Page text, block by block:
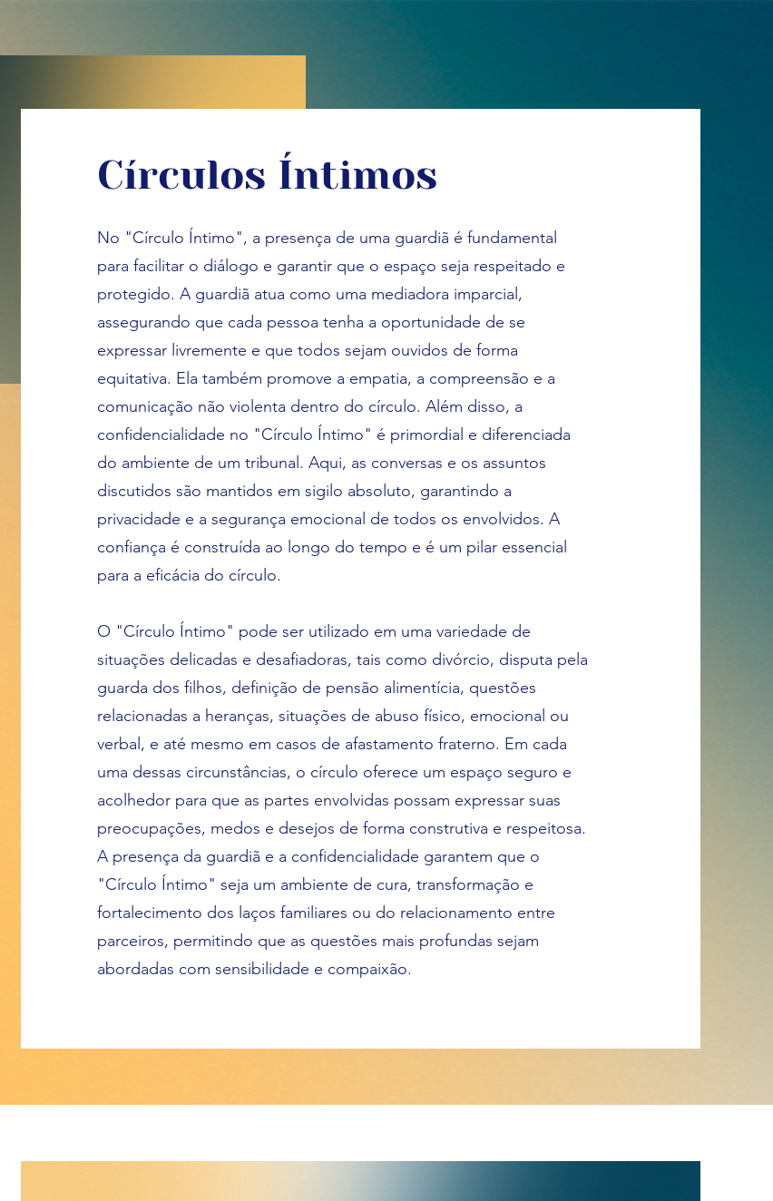
Círculos Íntimos
No "Círculo Íntimo", a presença de uma guardiã é fundamental
para facilitar o diálogo e garantir que o espaço seja respeitado e
protegido. A guardiã atua como uma mediadora imparcial,
assegurando que cada pessoa tenha a oportunidade de se
expressar livremente e que todos sejam ouvidos de forma
equitativa. Ela também promove a empatia, a compreensão e a
comunicação não violenta dentro do círculo. Além disso, a
confidencialidade no "Círculo Íntimo" é primordial e diferenciada
do ambiente de um tribunal. Aqui, as conversas e os assuntos
discutidos são mantidos em sigilo absoluto, garantindo a
privacidade e a segurança emocional de todos os envolvidos. A
confiança é construída ao longo do tempo e é um pilar essencial
para a eficácia do círculo.
O "Círculo Íntimo" pode ser utilizado em uma variedade de
situações delicadas e desafiadoras, tais como divórcio, disputa pela
guarda dos filhos, definição de pensão alimentícia, questões
relacionadas a heranças, situações de abuso físico, emocional ou
verbal, e até mesmo em casos de afastamento fraterno. Em cada
uma dessas circunstâncias, o círculo oferece um espaço seguro e
acolhedor para que as partes envolvidas possam expressar suas
preocupações, medos e desejos de forma construtiva e respeitosa.
A presença da guardiã e a confidencialidade garantem que o
"Círculo Íntimo" seja um ambiente de cura, transformação e
fortalecimento dos laços familiares ou do relacionamento entre
parceiros, permitindo que as questões mais profundas sejam
abordadas com sensibilidade e compaixão.